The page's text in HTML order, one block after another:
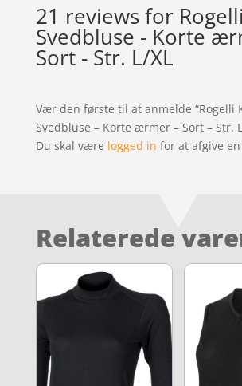
21 reviews for
Svedbluse - Korte
Sort - Str. L/XL
Vær den første til at anmelde “Rogelli
Svedbluse – Korte ærmer – Sort – Str.
Du skal være logged in for at afgive
Relaterede